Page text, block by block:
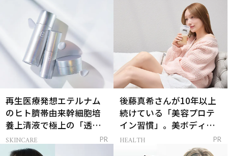
再生医療発想エテルナム
のヒト臍帯由来幹細胞培
養上清液で極上の「透明
感ハリ肌」へ
SKINCARE PR
後藤真希さんが10年以上
続けている「美容プロテ
イン習慣」。美ボディを
支える朝ルーティンと
HEALTH PR